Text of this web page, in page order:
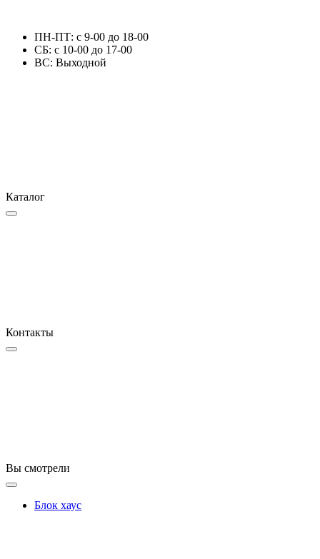
ПН-ПТ: с 9-00 до 18-00
СБ: с 10-00 до 17-00
ВС: Выходной
Каталог
Контакты
Вы смотрели
Блок хаус